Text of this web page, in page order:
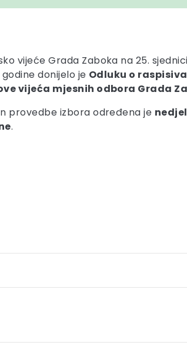
vijeće Grada Zaboka na 25.
godine donijelo je Odluku o
vijeća mjesnih odbora Grada
provedbe izbora određena je
.